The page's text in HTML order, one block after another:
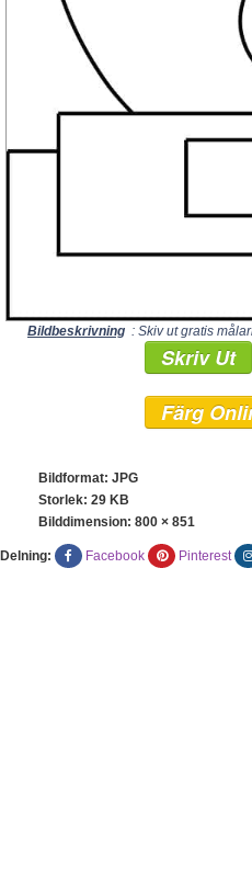
Bildbeskrivning : Skiv ut gratis
Skriv Ut
Färg
Bildformat: JPG
Storlek: 29 KB
Bilddimension: 800 × 851
Delning: Facebook Pinterest